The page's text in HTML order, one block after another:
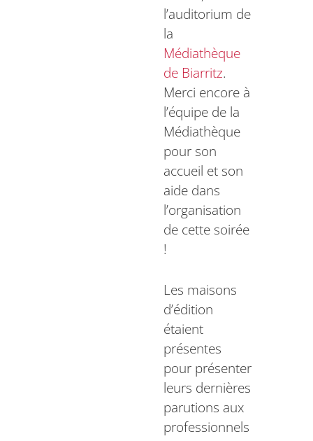
l’auditorium de
la
Médiathèque
de Biarritz.
Merci encore à
l’équipe de la
Médiathèque
pour son
accueil et son
aide dans
l’organisation
de cette soirée
!
Les maisons
d’édition
étaient
présentes
pour présenter
leurs dernières
parutions aux
professionnels